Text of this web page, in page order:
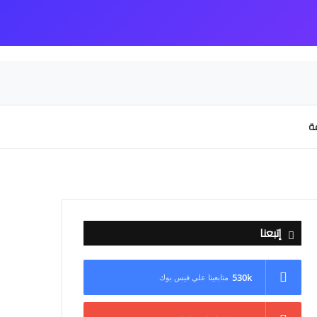
إتبعنا
530k متابعينا علي فيس بوك